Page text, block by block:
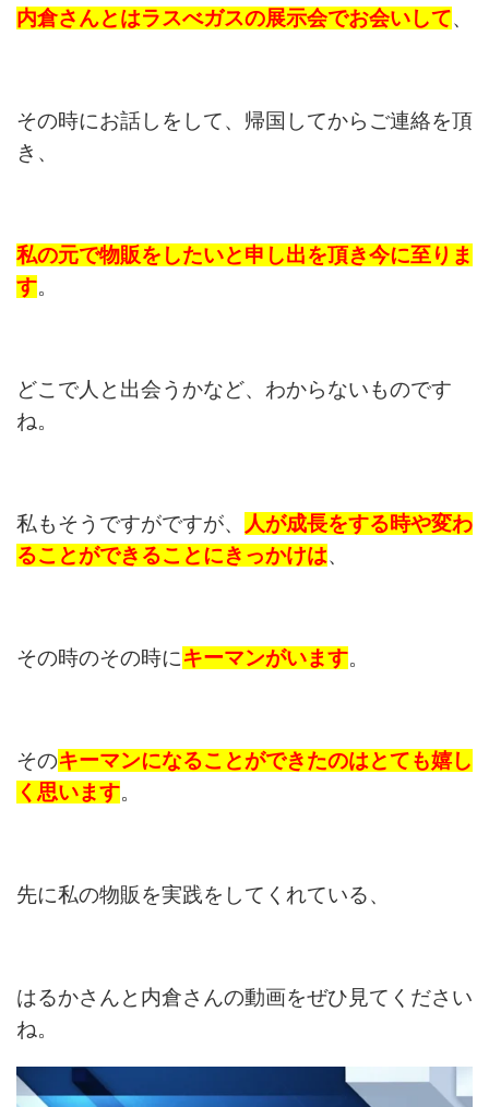
内倉さんとはラスべガスの展示会でお会いして、
その時にお話しをして、帰国してからご連絡を頂
き、
私の元で物販をしたいと申し出を頂き今に至りま
す。
どこで人と出会うかなど、わからないものです
ね。
私もそうですがですが、 人が成長をする時や変わ
ることができることにきっかけは、
その時のその時にキーマンがいます。
そのキーマンになることができたのはとても嬉し
く思います。
先に私の物販を実践をしてくれている、
はるかさんと内倉さんの動画をぜひ見てください
ね。